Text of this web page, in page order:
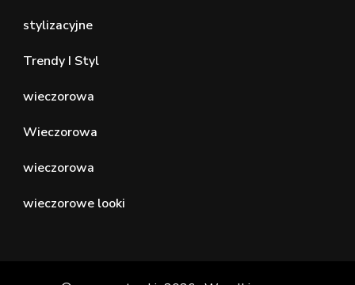
stylizacyjne
Trendy I Styl
wieczorowa
Wieczorowa
wieczorowa
wieczorowe looki